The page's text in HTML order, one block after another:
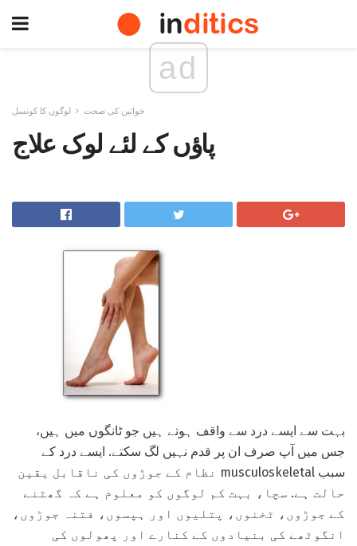
ad
خواتین کی صحت لوگوں کا کونسل
پاؤں کے لئے لوک علاج
بہت سے ایسے درد سے واقف ہوتے ہیں جو ٹانگوں میں ہیں،
جس میں آپ صرف ان پر قدم نہیں لگ سکتے. ایسے درد کے
سبب musculoskeletal نظام کے جوڑوں کی ناقابل یقین
حالت ہے. سچا، بہت کم لوگوں کو معلوم ہے کہ گھٹنے
کے جوڑوں، ٹخنوں، پتلیوں اور ہپسوں، فتنہ جوڑوں،
انگوٹھے کی بنیادوں کے کنارے اور پھولوں کی